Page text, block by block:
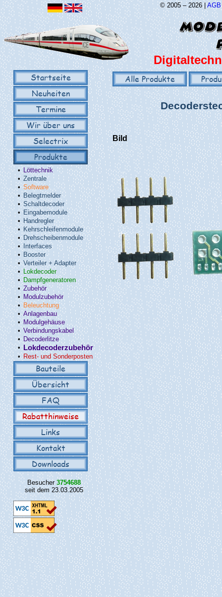
© 2005 – 2026 |AGB
Startseite
Neuheiten
Termine
Wir über uns
Selectrix
Produkte
• Löttechnik
• Zentrale
• Software
• Belegtmelder
•Schaltdecoder
• Eingabemodule
• Handregler
• Kehrschleifenmodule
• Drehscheibenmodule
• Interfaces
• Booster
• Verteiler + Adapter
• Lokdecoder
• Dampfgeneratoren
•Zubehör
• Modulzubehör
• Beleuchtung
•Anlagenbau
• Modulgehäuse
•Verbindungskabel
• Decoderlitze
• Lokdecoderzubehör
• Rest- und Sonderposten
Bauteile
Übersicht
FAQ
Rabatthinweise
Links
Kontakt
Downloads
Besucher 3754688
seit dem 23.03.2005
Alle Produkte
Bild